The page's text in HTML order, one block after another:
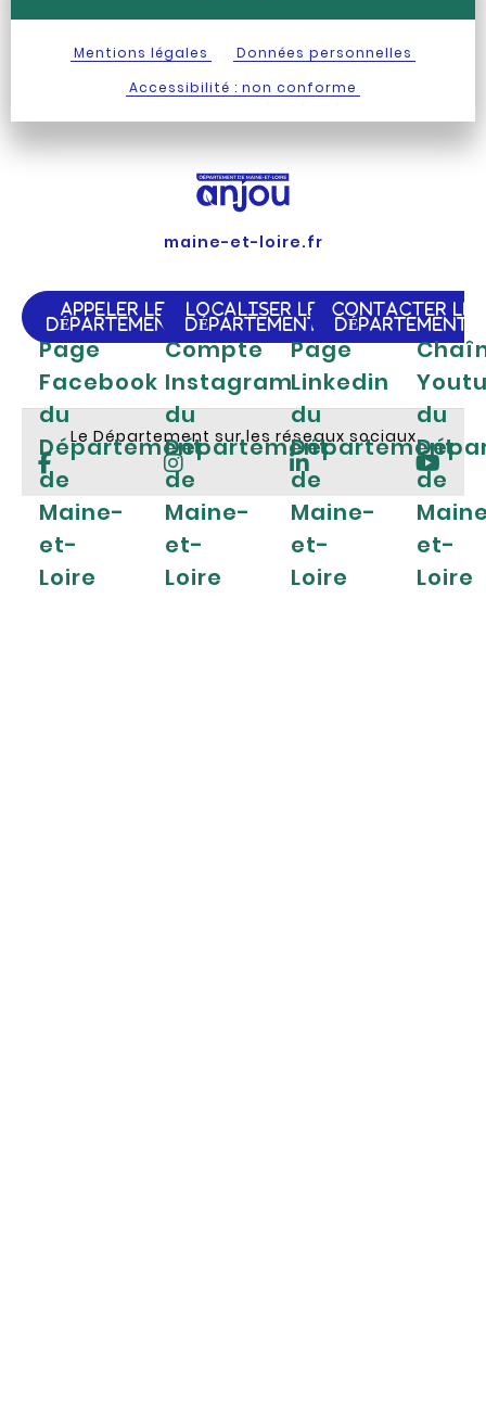
Mentions légales
Données personnelles
Accessibilité : non conforme
maine-et-loire.fr
APPELER LE
DÉPARTEMENT
LOCALISER LE
DÉPARTEMENT
CONTACTER LE
DÉPARTEMENT
Le Département sur les réseaux sociaux
Page
Facebook
du
Département
de
Maine-
et-
Loire
Compte
Instagram
du
Département
de
Maine-
et-
Loire
Page
Linkedin
du
Département
de
Maine-
et-
Loire
du
de
et-
Loire